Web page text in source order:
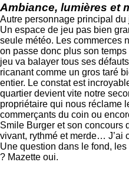
Ambiance, lumières et
Autre personnage principal
Un espace de jeu pas bien
seule météo. Les commerces
on passe donc plus son temps
jeu va balayer tous ses
ricanant comme un gros taré
entier. Le constat est
quartier devient vite notre
propriétaire qui nous réclame
commerçants du coin ou
Smile Burger et son concours
vivant, rythmé et merde… J’ai
Une question dans le fond,
? Mazette oui.